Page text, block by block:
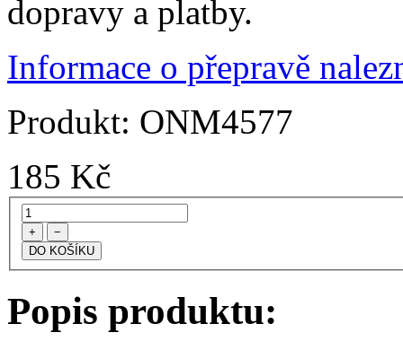
dopravy a platby.
Informace o přepravě
Produkt: ONM4577
185 Kč
+ −
Popis produktu: